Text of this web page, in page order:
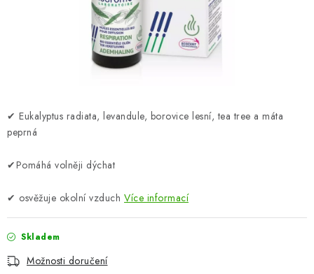
Odborný garant MUDr. Monika Klaudysová
Jak nakupovat
Obchodní podmínky
✔ Eukalyptus radiata, levandule, borovice lesní, tea tree a máta
peprná
✔Pomáhá volněji dýchat
✔ osvěžuje okolní vzduch Více informací
Skladem
Možnosti doručení